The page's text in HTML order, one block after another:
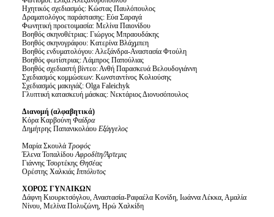
Ηχητικός σχεδιασμός: Κώστας Παυλόπουλος
Δραματολόγος παράστασης: Εύα Σαραγά
Φωνητική προετοιμασία: Μελίνα Παιονίδου
Βοηθός σκηνοθέτριας: Γιώργος Μπραουδάκης
Βοηθός σκηνογράφου: Κατερίνα Βλάχμπεη
Βοηθός ενδυματολόγου: Αλεξάνδρα-Αναστασία Φτούλη
Βοηθός φωτίστριας: Λάμπρος Παπούλιας
Βοηθός σχεδιαστή βίντεο: Ανθή Παρασκευά Βελουδογιάννη
Σχεδιασμός κομμώσεων: Κωνσταντίνος Κολιούσης
Σχεδιασμός μακιγιάζ: Olga Faleichyk
Γλυπτική κατασκευή μάσκας: Νεκτάριος Διονυσόπουλος
Διανομή (αλφαβητικά)
Κόρα Καρβούνη Φαίδρα
Δημήτρης Παπανικολάου Εξάγγελος
Μαρία Σκουλά Τροφός
Έλενα ΤοπαλίδουΑφροδίτη/Άρτεμις
Γιάννης Τσορτέκης Θησέας
Ορέστης Χαλκιάς Ιππόλυτος
ΧΟΡΟΣ ΓΥΝΑΙΚΩΝ
Δάφνη Κιουρκτσόγλου, Αναστασία-Ραφαέλα Κονίδη, Ιωάννα Λέκκα, Αμαλία
Νίνου, Μελίνα Πολυζώνη, Ηρώ Χαλκίδη